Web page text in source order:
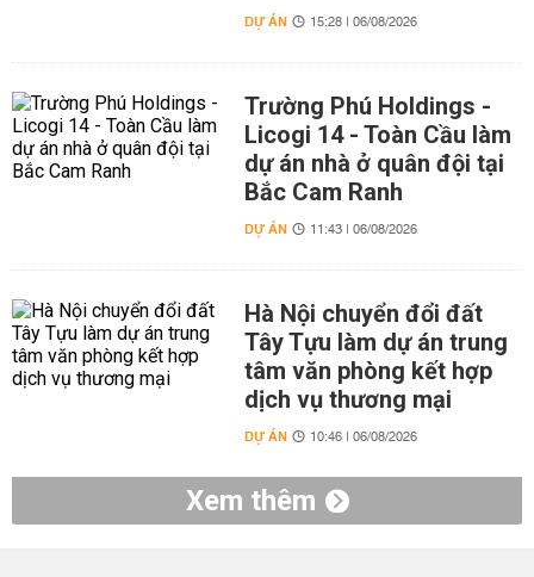
DỰ ÁN 15:28 | 06/08/2026
Trường Phú Holdings -
Licogi 14 - Toàn Cầu làm
dự án nhà ở quân đội tại
Bắc Cam Ranh
DỰ ÁN 11:43 | 06/08/2026
Hà Nội chuyển đổi đất
Tây Tựu làm dự án trung
tâm văn phòng kết hợp
dịch vụ thương mại
DỰ ÁN 10:46 | 06/08/2026
Xem thêm